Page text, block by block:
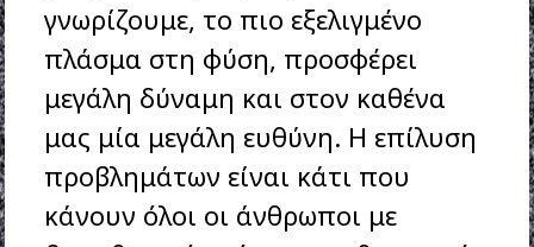
γνωρίζουμε, το πιο εξελιγμένο
πλάσμα στη φύση, προσφέρει
μεγάλη δύναμη και στον καθένα
μας μία μεγάλη ευθύνη. Η επίλυση
προβλημάτων είναι κάτι που
κάνουν όλοι οι άνθρωποι με